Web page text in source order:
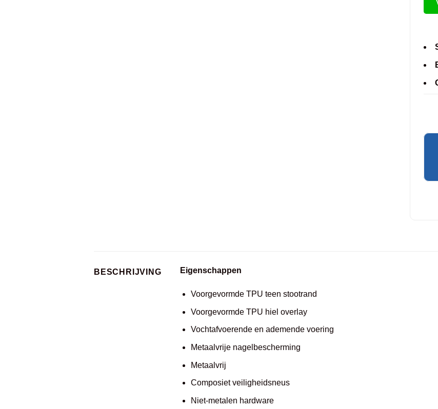
BESCHRIJVING Eigenschappen
Voorgevormde TPU teen stootrand
Voorgevormde TPU hiel overlay
Vochtafvoerende en ademende voering
Metaalvrije nagelbescherming
Metaalvrij
Composiet veiligheidsneus
Niet-metalen hardware